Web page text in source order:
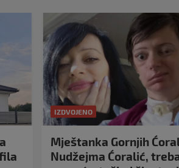
IZDVOJENO
Mještanka Gornjih
Nudžejma Ćoralić,